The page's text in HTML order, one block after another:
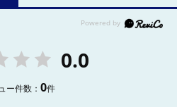
0.0
ー件数：0件